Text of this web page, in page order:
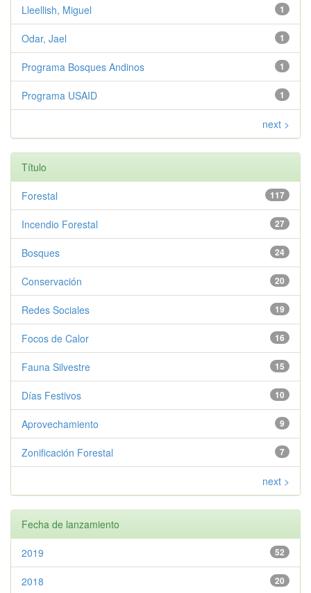
1
Lleellish, Miguel
1
Odar, Jael
1
Programa Bosques Andinos
1
Programa USAID
next >
Título
117
Forestal
27
Incendio Forestal
24
Bosques
20
Conservación
19
Redes Sociales
16
Focos de Calor
15
Fauna Silvestre
10
Días Festivos
9
Aprovechamiento
7
Zonificación Forestal
next >
Fecha de lanzamiento
52
2019
20
2018